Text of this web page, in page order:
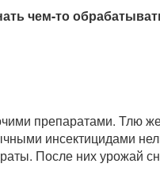
чем-то
препаратами. Тлю
инсектицидами
После них урожай